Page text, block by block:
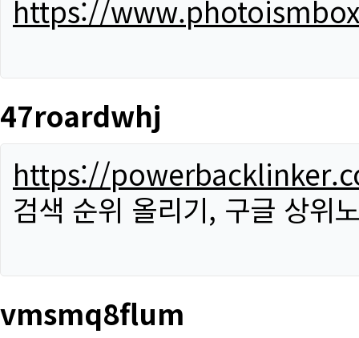
https://
47roardwhj
https://
검색 순위 올리기, 구글 상위
vmsmq8flum